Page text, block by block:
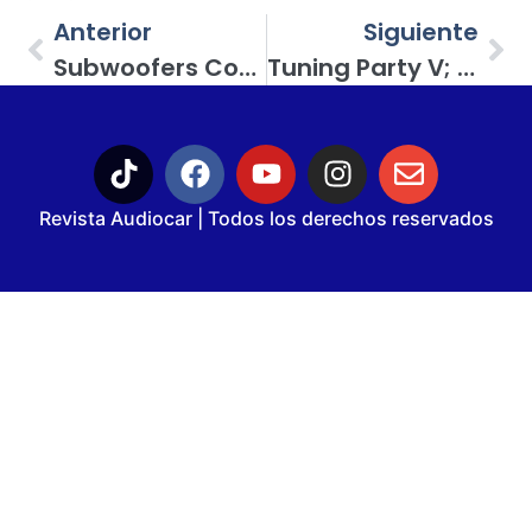
Anterior
Subwoofers Competition Series De Genius Audio
Siguiente
Tuning Party V; Como En Los Mejores Tiempos De La Capital Del Tuning
Revista Audiocar | Todos los derechos reservados